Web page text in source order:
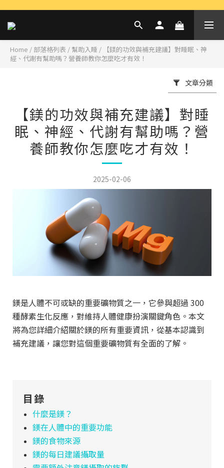
Home / 部落格列表 / 幫助入睡 /
【鎂的功效與補充建議】對睡眠、神
經、代謝有幫助嗎？營養師教你怎麼吃才有效！
文章分類
【鎂的功效與補充建議】對睡
眠、神經、代謝有幫助嗎？營
養師教你怎麼吃才有效！
2025-02-06
鎂是人體不可或缺的重要礦物質之一，它參與超過 300
種酵素生化反應，對維持人體健康扮演關鍵角色。本文
將為您詳細介紹關於鎂的所有重要資訊，從基本認識到
補充建議，讓您對這個重要礦物質有全面的了解。
目錄
什麼是鎂？
鎂在人體中的重要功能
鎂的食物來源
鎂的每日建議攝取量